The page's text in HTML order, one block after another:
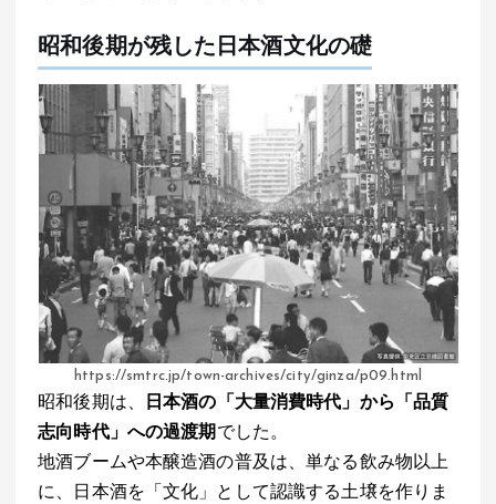
昭和後期が残した日本酒文化の礎
https://smtrc.jp/town-archives/city/ginza/p09.html
昭和後期は、
日本酒の「大量消費時代」から「品質
志向時代」への過渡期 でした。
地酒ブームや本醸造酒の普及は、単なる飲み物以上
に、日本酒を「文化」として認識する土壌を作りま